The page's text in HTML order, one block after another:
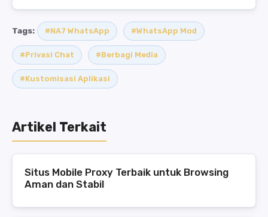
Tags: #NA7 WhatsApp #WhatsApp Mod
#Privasi Chat #Berbagi Media
#Kustomisasi Aplikasi
Artikel Terkait
Situs Mobile Proxy Terbaik untuk Browsing
Aman dan Stabil